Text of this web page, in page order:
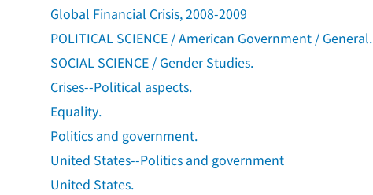
Global Financial Crisis, 2008-2009
POLITICAL SCIENCE / American Government / General.
SOCIAL SCIENCE / Gender Studies.
Crises--Political aspects.
Equality.
Politics and government.
United States--Politics and government
United States.